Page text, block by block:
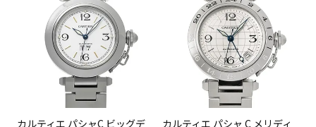
カルティエ パシャC ビッグデ
カルティエ パシャ C メリディ